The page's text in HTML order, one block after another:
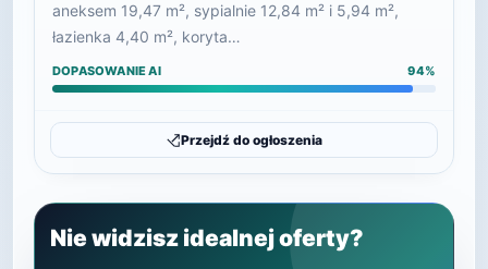
aneksem 19,47 m², sypialnie 12,84 m² i 5,94 m²,
łazienka 4,40 m², koryta…
DOPASOWANIE AI 94%
Przejdź do ogłoszenia
Nie widzisz idealnej oferty?